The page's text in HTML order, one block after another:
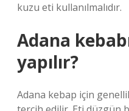
kuzu eti kullanılmalıdır.
Adana
yapılır?
Adana kebap için